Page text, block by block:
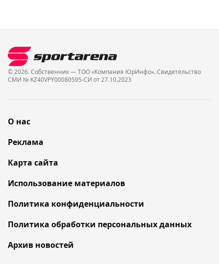
© 2026. Собственник — ТОО «Компания ЮрИнфо». Cвидетельство
СМИ № KZ40VPY00080595-СИ от 27.10.2023
О нас
Реклама
Карта сайта
Использование материалов
Политика конфиденциальности
Политика обработки персональных данных
Архив новостей